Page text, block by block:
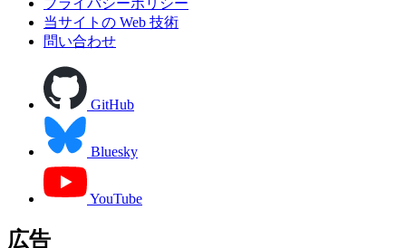
プライバシーポリシー
当サイトの Web 技術
問い合わせ
GitHub
Bluesky
YouTube
広告